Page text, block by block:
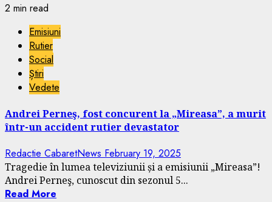
2 min read
Emisiuni
Rutier
Social
Știri
Vedete
Andrei Perneş, fost concurent la „Mireasa”, a murit
într-un accident rutier devastator
Redactie CabaretNews February 19, 2025
Tragedie în lumea televiziunii și a emisiunii „Mireasa”!
Andrei Perneş, cunoscut din sezonul 5...
Read More